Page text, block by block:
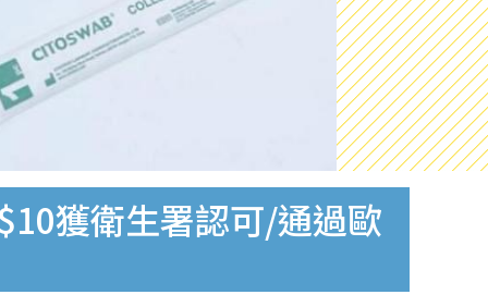
獲衛生署認可/通過歐